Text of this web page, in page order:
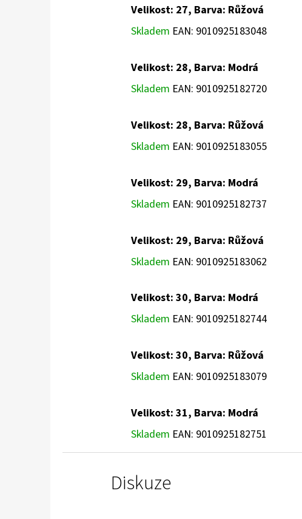
Velikost: 27, Barva: Růžová
Skladem EAN: 9010925183048
Velikost: 28, Barva: Modrá
Skladem EAN: 9010925182720
Velikost: 28, Barva: Růžová
Skladem EAN: 9010925183055
Velikost: 29, Barva: Modrá
Skladem EAN: 9010925182737
Velikost: 29, Barva: Růžová
Skladem EAN: 9010925183062
Velikost: 30, Barva: Modrá
Skladem EAN: 9010925182744
Velikost: 30, Barva: Růžová
Skladem EAN: 9010925183079
Velikost: 31, Barva: Modrá
Skladem EAN: 9010925182751
Diskuze